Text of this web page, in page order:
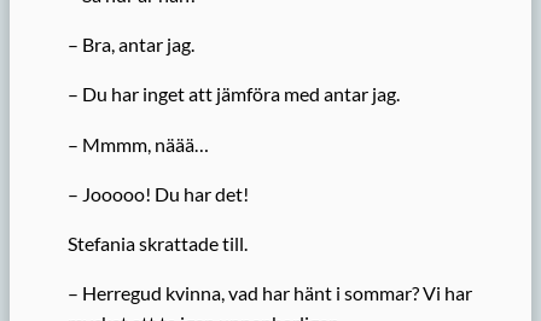
– Bra, antar jag.
– Du har inget att jämföra med antar jag.
– Mmmm, näää…
– Jooooo! Du har det!
Stefania skrattade till.
– Herregud kvinna, vad har hänt i sommar? Vi har